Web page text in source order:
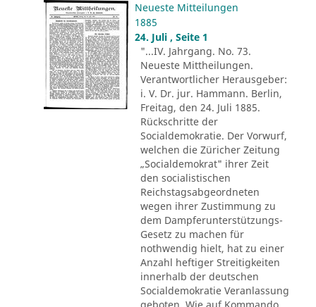
Neueste Mitteilungen
1885
24. Juli , Seite 1
"...IV. Jahrgang. No. 73.
Neueste Mittheilungen.
Verantwortlicher Herausgeber:
i. V. Dr. jur. Hammann. Berlin,
Freitag, den 24. Juli 1885.
Rückschritte der
Socialdemokratie. Der Vorwurf,
welchen die Züricher Zeitung
„Socialdemokrat" ihrer Zeit
den socialistischen
Reichstagsabgeordneten
wegen ihrer Zustimmung zu
dem Dampferunterstützungs-
Gesetz zu machen für
nothwendig hielt, hat zu einer
Anzahl heftiger Streitigkeiten
innerhalb der deutschen
Socialdemokratie Veranlassung